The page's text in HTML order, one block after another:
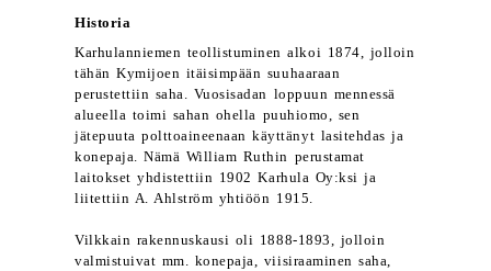
Historia
Karhulanniemen teollistuminen alkoi 1874, jolloin
tähän Kymijoen itäisimpään suuhaaraan
perustettiin saha. Vuosisadan loppuun mennessä
alueella toimi sahan ohella puuhiomo, sen
jätepuuta polttoaineenaan käyttänyt lasitehdas ja
konepaja. Nämä William Ruthin perustamat
laitokset yhdistettiin 1902 Karhula Oy:ksi ja
liitettiin A. Ahlström yhtiöön 1915.
Vilkkain rakennuskausi oli 1888-1893, jolloin
valmistuivat mm. konepaja, viisiraaminen saha,